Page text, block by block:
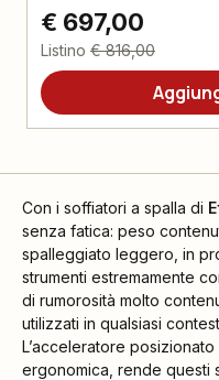
€ 697,00
Listino € 816,00
Con i soffiatori a spalla di
senza fatica: peso
spalleggiato leggero, in
strumenti estremamente
di rumorosità molto
utilizzati in qualsiasi
L’acceleratore
ergonomica, rende questi